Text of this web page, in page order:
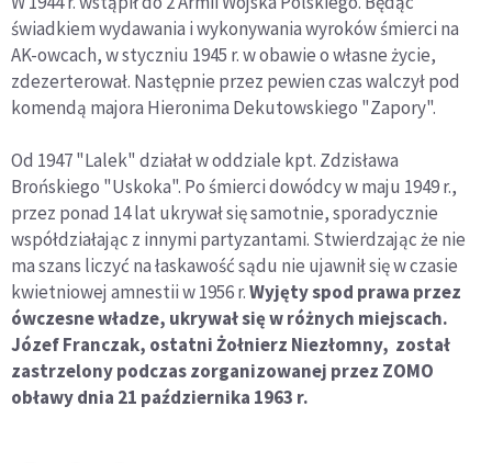
świadkiem wydawania i wykonywania wyroków śmierci na
AK-owcach, w styczniu 1945 r. w obawie o własne życie,
zdezerterował. Następnie przez pewien czas walczył pod
komendą majora Hieronima Dekutowskiego "Zapory".
Od 1947 "Lalek" działał w oddziale kpt. Zdzisława
Brońskiego "Uskoka". Po śmierci dowódcy w maju 1949 r.,
przez ponad 14 lat ukrywał się samotnie, sporadycznie
współdziałając z innymi partyzantami. Stwierdzając że nie
ma szans liczyć na łaskawość sądu nie ujawnił się w czasie
kwietniowej amnestii w 1956 r.Wyjęty spod prawa przez
ówczesne władze, ukrywał się w różnych miejscach.
Józef Franczak, ostatni Żołnierz Niezłomny, został
zastrzelony podczas zorganizowanej przez ZOMO
obławy dnia 21 października 1963 r.